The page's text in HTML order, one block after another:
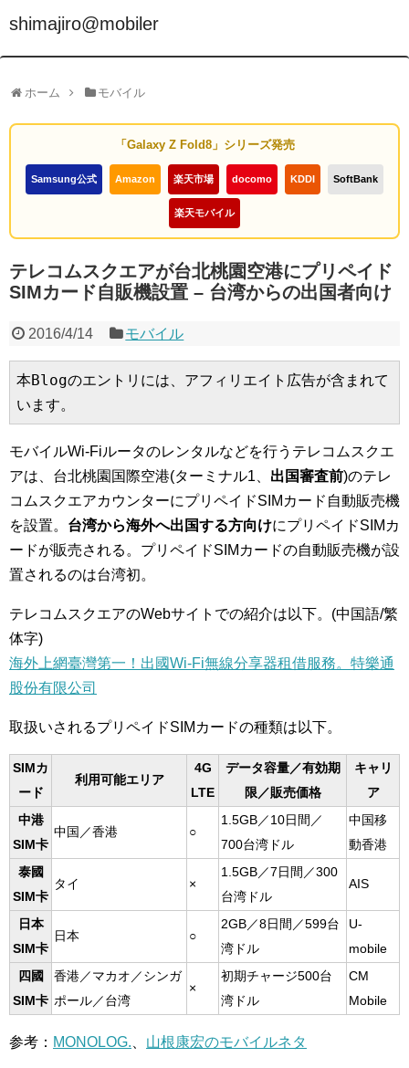
shimajiro@mobiler
ホーム モバイル
「Galaxy Z Fold8」シリーズ発売
Samsung公式 Amazon 楽天市場 docomo KDDI SoftBank
楽天モバイル
テレコムスクエアが台北桃園空港にプリペイド
SIMカード自販機設置 – 台湾からの出国者向け
2016/4/14 モバイル
本Blogのエントリには、アフィリエイト広告が含まれて
います。
モバイルWi-Fiルータのレンタルなどを行うテレコムスクエ
アは、台北桃園国際空港(ターミナル1、 出国審査前)のテレ
コムスクエアカウンターにプリペイドSIMカード自動販売機
を設置。 台湾から海外へ出国する方向けにプリペイドSIMカ
ードが販売される。プリペイドSIMカードの自動販売機が設
置されるのは台湾初。
テレコムスクエアのWebサイトでの紹介は以下。(中国語/繁
体字)
海外上網臺灣第一！出國Wi-Fi無線分享器租借服務。特樂通
股份有限公司
取扱いされるプリペイドSIMカードの種類は以下。
SIMカ
ード
利用可能エリア
4G
LTE
データ容量／有効期
限／販売価格
キャリ
ア
中港
SIM卡
中国／香港 ○
1.5GB／10日間／
700台湾ドル
中国移
動香港
泰國
SIM卡
タイ ×
1.5GB／7日間／300
台湾ドル
AIS
日本
SIM卡
日本 ○
2GB／8日間／599台
湾ドル
U-
mobile
四國
SIM卡
香港／マカオ／シンガ
ポール／台湾
×
初期チャージ500台
湾ドル
CM
Mobile
参考： MONOLOG. 山根康宏のモバイルネタ